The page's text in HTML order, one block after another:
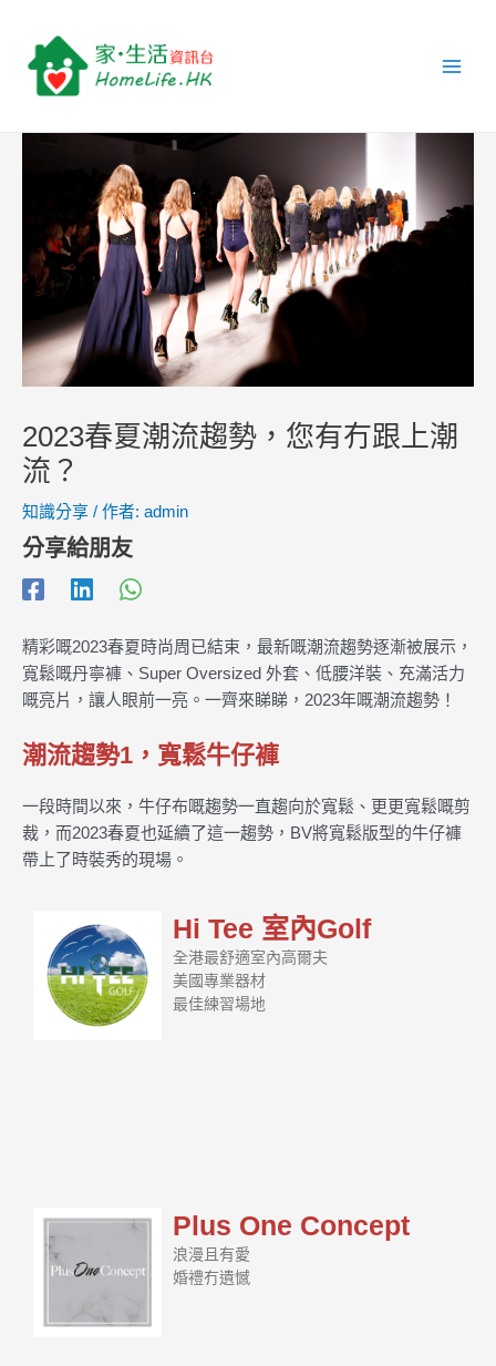
2023春夏潮流趨勢，您有冇跟上潮
流？
知識分享 / 作者: admin
分享給朋友
精彩嘅2023春夏時尚周已結束，最新嘅潮流趨勢逐漸被展示，
寬鬆嘅丹寧褲、Super Oversized 外套、低腰洋裝、充滿活力
嘅亮片，讓人眼前一亮。一齊來睇睇，2023年嘅潮流趨勢！
潮流趨勢1，寬鬆牛仔褲
一段時間以來，牛仔布嘅趨勢一直趨向於寬鬆、更更寬鬆嘅剪
裁，而2023春夏也延續了這一趨勢，BV將寬鬆版型的牛仔褲
帶上了時裝秀的現場。
Hi Tee 室內Golf
全港最舒適室內高爾夫
美國專業器材
最佳練習場地
Plus One Concept
浪漫且有愛
婚禮冇遺憾
navigation